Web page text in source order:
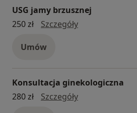
USG jamy brzusznej
250 zł
SzczegółyUSG jamy
Umów
Konsultacja ginekologiczna
280 zł
Szczegółykonsultacja